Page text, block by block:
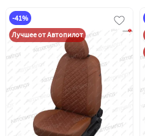
-41%
Лучшее от Автопилот